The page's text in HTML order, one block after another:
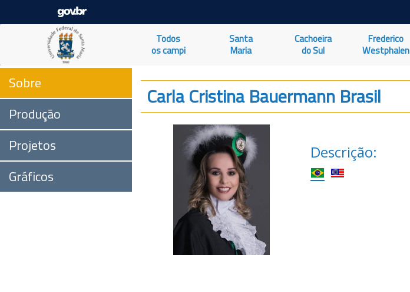
O
Todos
os campi
Santa
Maria
Cachoeira
do Sul
Frederico
Westphalen
Sobre
Produção
Projetos
Gráficos
Carla Cristina Bauermann Brasil
Descrição: